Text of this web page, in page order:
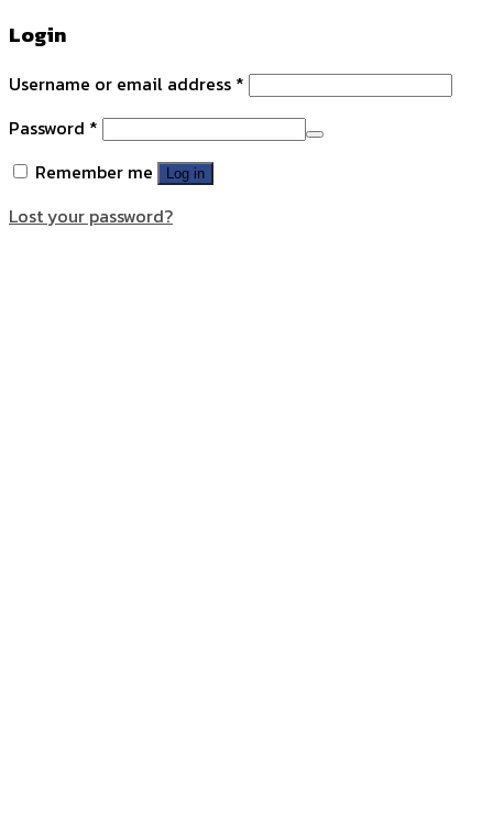
Login
Username or email address *
Password *
Remember me
Log in
Lost your password?